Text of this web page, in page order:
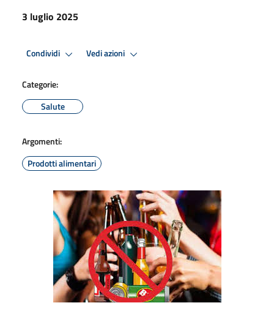
3 luglio 2025
Condividi Vedi azioni
Categorie:
Salute
Argomenti:
Prodotti alimentari